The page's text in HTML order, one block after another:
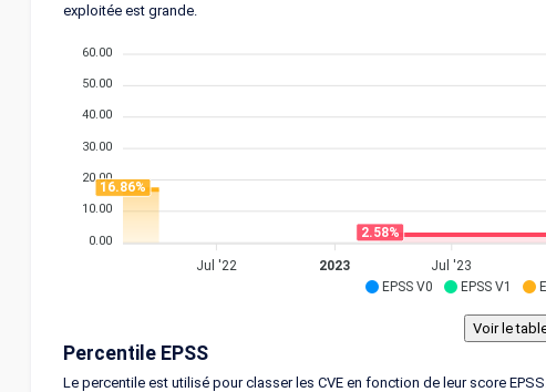
exploitée est grande.
EPSS V0 EPSS V1
60.00
50.00
40.00
30.00
20.00
10.00
0.00
16.86%
2.58%
Jul '22 2023 Jul '23
Percentile EPSS
Le percentile est utilisé pour classer les CVE en fonction de leur score